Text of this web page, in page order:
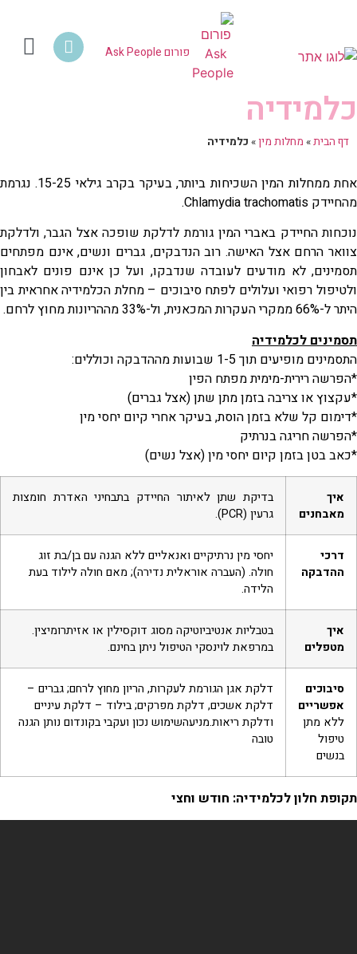
פורום Ask People
כלמידיה
דף הבית» מחלות מין» כלמידיה
אחת ממחלות המין השכיחות ביותר, בעיקר בקרב גילאי 15-25. נגרמת
מהחיידק Chlamydia trachomatis.
נוכחות החיידק באברי המין גורמת לדלקת שופכה אצל הגבר, ולדלקת
צוואר הרחם אצל האישה. רוב הנדבקים, גברים ונשים, אינם מפתחים
תסמינים, לא מודעים לעובדה שנדבקו, ועל כן אינם פונים לאבחון
ולטיפול רפואי ועלולים לפתח סיבוכים – מחלת הכלמידיה אחראית בין
היתר ל-66% ממקרי העקרות המכאנית, ול-33% מההריונות מחוץ לרחם.
תסמינים לכלמידיה
התסמינים מופיעים תוך 1-5 שבועות מההדבקה וכוללים:
*הפרשה רירית-מימית מפתח הפין
*עקצוץ או צריבה בזמן מתן שתן (אצל גברים)
*דימום קל שלא בזמן הוסת, בעיקר אחרי קיום יחסי מין
*הפרשה חריגה בנרתיק
*כאב בטן בזמן קיום יחסי מין (אצל נשים)
איך
מאבחנים
בדיקת שתן לאיתור החיידק בתבחיני האדרת חומצות
גרעין (PCR).
דרכי
ההדבקה
יחסי מין נרתיקיים ואנאליים ללא הגנה עם בן/בת זוג
חולה. (העברה אוראלית נדירה); מאם חולה לילוד בעת
הלידה.
איך
מטפלים
בטבליות אנטיביוטיקה מסוג דוקסילין או אזיתרומיצין.
במרפאת לוינסקי הטיפול ניתן בחינם.
סיבוכים
אפשריים
ללא מתן
טיפול
בנשים
דלקת אגן הגורמת לעקרות, הריון מחוץ לרחם; גברים –
דלקת אשכים, דלקת מפרקים; בילוד – דלקת עיניים
ודלקת ריאות.מניעהשימוש נכון ועקבי בקונדום נותן הגנה
טובה
תקופת חלוןלכלמידיה: חודש וחצי